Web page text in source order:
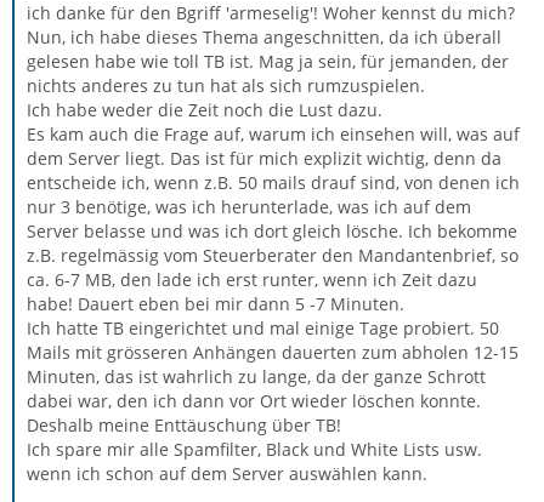
ich danke für den Bgriff 'armeselig'! Woher kennst du mich?
Nun, ich habe dieses Thema angeschnitten, da ich überall
gelesen habe wie toll TB ist. Mag ja sein, für jemanden, der
nichts anderes zu tun hat als sich rumzuspielen.
Ich habe weder die Zeit noch die Lust dazu.
Es kam auch die Frage auf, warum ich einsehen will, was auf
dem Server liegt. Das ist für mich explizit wichtig, denn da
entscheide ich, wenn z.B. 50 mails drauf sind, von denen ich
nur 3 benötige, was ich herunterlade, was ich auf dem
Server belasse und was ich dort gleich lösche. Ich bekomme
z.B. regelmässig vom Steuerberater den Mandantenbrief, so
ca. 6-7 MB, den lade ich erst runter, wenn ich Zeit dazu
habe! Dauert eben bei mir dann 5 -7 Minuten.
Ich hatte TB eingerichtet und mal einige Tage probiert. 50
Mails mit grösseren Anhängen dauerten zum abholen 12-15
Minuten, das ist wahrlich zu lange, da der ganze Schrott
dabei war, den ich dann vor Ort wieder löschen konnte.
Deshalb meine Enttäuschung über TB!
Ich spare mir alle Spamfilter, Black und White Lists usw.
wenn ich schon auf dem Server auswählen kann.